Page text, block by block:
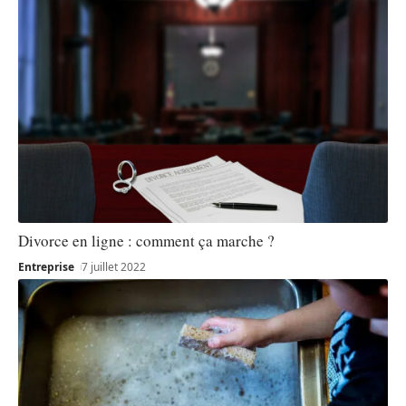
Divorce en ligne : comment ça marche ?
Entreprise 7 juillet 2022